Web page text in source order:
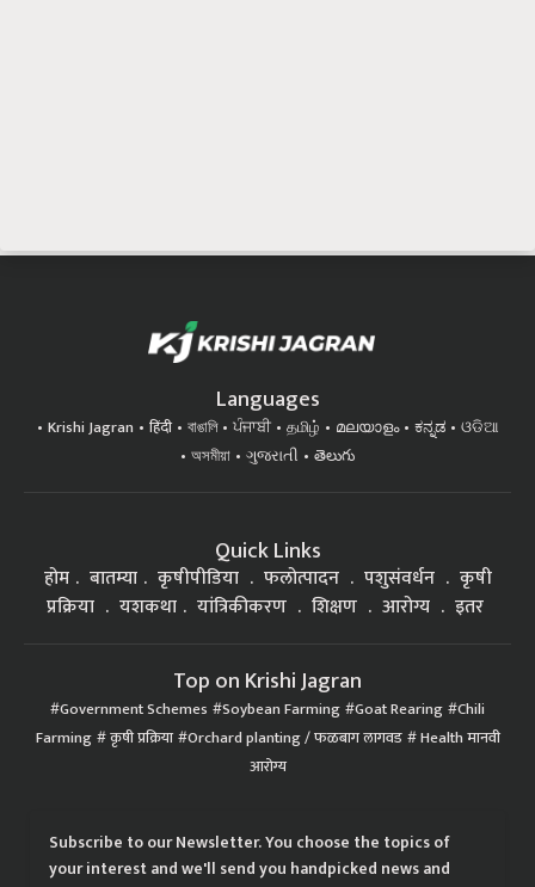
Languages
Krishi Jagran हिंदी বাঙালি ਪੰਜਾਬੀ தமிழ் മലയാളം ಕನ್ನಡ
ଓଡିଆ
অসমীয়া
ગુજરાતી తెలుగు
Quick Links
होम बातम्या कृषीपीडिया फलोत्पादन पशुसंवर्धन
कृषी
प्रक्रिया
यशकथा यांत्रिकीकरण शिक्षण आरोग्य इतर
Top on Krishi Jagran
Government Schemes Soybean Farming Goat Rearing Chili
Farming कृषी प्रक्रिया Orchard planting / फळबाग लागवड Health मानवी
आरोग्य
Subscribe to our Newsletter. You choose the topics of
your interest and we'll send you handpicked news and